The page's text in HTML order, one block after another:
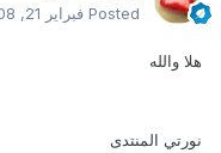
Posted فبراير 21, 2008
هلا والله
نورتي المنتدى